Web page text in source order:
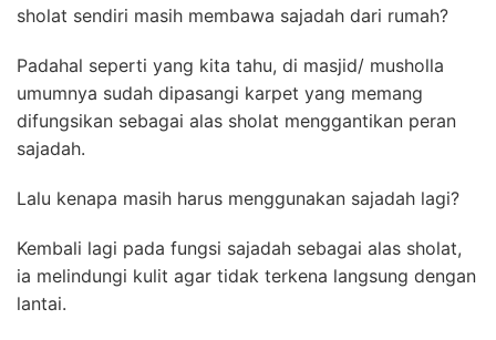
sholat sendiri masih membawa sajadah dari rumah?
Padahal seperti yang kita tahu, di masjid/ musholla
umumnya sudah dipasangi karpet yang memang
difungsikan sebagai alas sholat menggantikan peran
sajadah.
Lalu kenapa masih harus menggunakan sajadah lagi?
Kembali lagi pada fungsi sajadah sebagai alas sholat,
ia melindungi kulit agar tidak terkena langsung dengan
lantai.